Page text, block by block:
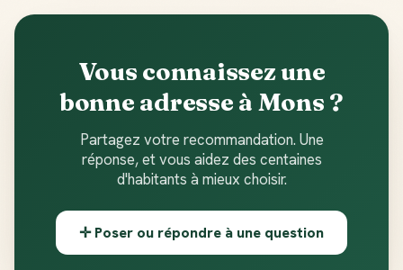
Vous connaissez une
bonne adresse à Mons ?
Partagez votre recommandation. Une
réponse, et vous aidez des centaines
d'habitants à mieux choisir.
✛ Poser ou répondre à une question